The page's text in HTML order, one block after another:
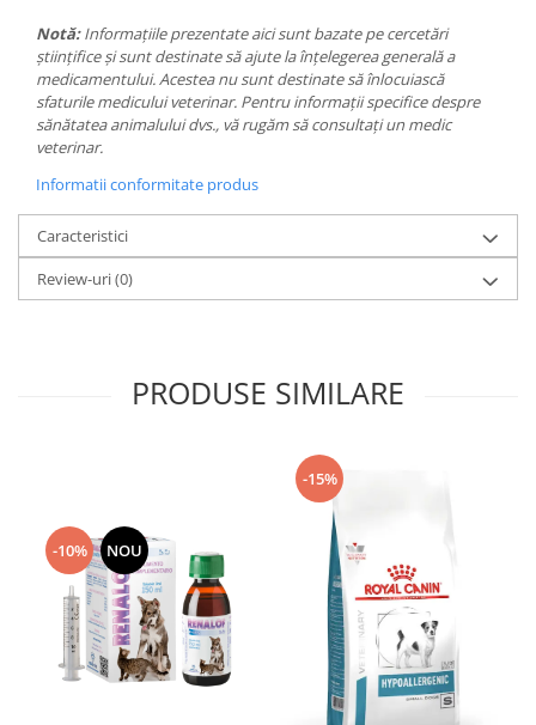
Notă:Informațiile prezentate aici sunt bazate pe cercetări
științifice și sunt destinate să ajute la înțelegerea generală a
medicamentului. Acestea nu sunt destinate să înlocuiască
sfaturile medicului veterinar. Pentru informații specifice despre
sănătatea animalului dvs., vă rugăm să consultați un medic
veterinar.
Informatii conformitate produs
Caracteristici
Review-uri(0)
PRODUSE SIMILARE
-10% NOU
-15%